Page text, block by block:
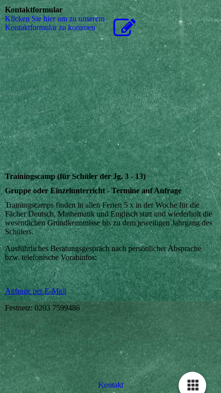
Kontaktformular
Klicken Sie hier um zu unserem
Kon­takt­for­mu­lar zu kommen
Trainingscamp (für Schüler der Jg. 3 - 13)
Gruppe oder Einzelunterricht - Termine auf Anfrage
Trainingscamps finden in allen Ferien 5 x in der Woche für die
Fächer Deutsch, Mathematik und Englisch statt und wiederholt die
wesentlichen Grundkenntnisse bis zu dem jeweiligen Jahrgang des
Schülers.
Ausführliches Beratungsgespräch nach persönlicher Absprache
bzw. telefonische Vorabinfos:
Anfrage per E-Mail
Festnetz: 0203 7599486
Kontakt